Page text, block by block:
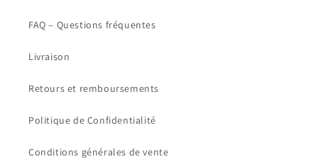
FAQ – Questions fréquentes
Livraison
Retours et remboursements
Politique de Confidentialité
Conditions générales de vente